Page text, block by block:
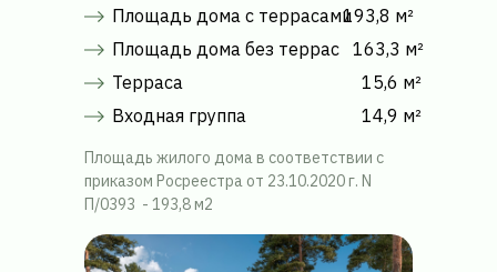
Площадь жилого дома в соответствии с
приказом Росреестра от 23.10.2020 г. N
П/0393 - 193,8 м2
Площадь дома с террасами193,8 м²
Площадь дома без террас 163,3 м²
Входная группа 14,9 м²
15,6 м²
Терраса